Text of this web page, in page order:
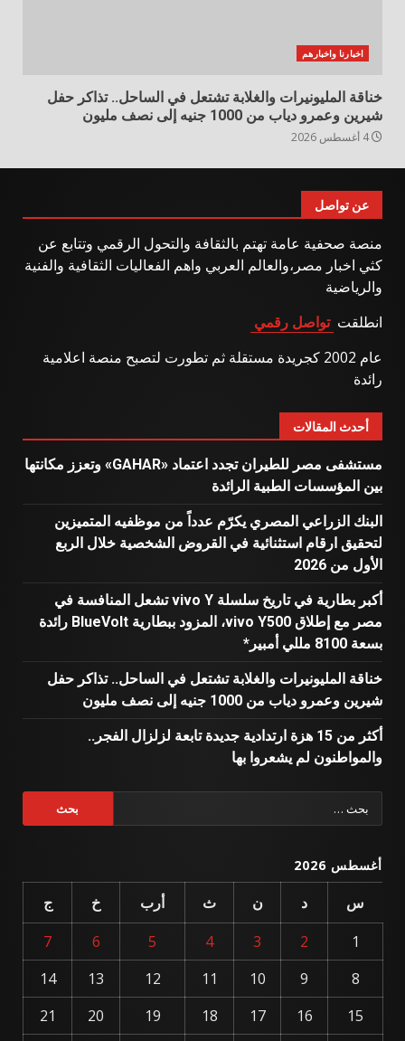
اخبارنا واخبارهم
خناقة المليونيرات والغلابة تشتعل في الساحل.. تذاكر حفل
شيرين وعمرو دياب من 1000 جنيه إلى نصف مليون
عن تواصل
منصة صحفية عامة تهتم بالثقافة والتحول الرقمي وتتابع عن
كثي اخبار مصر،والعالم العربي واهم الفعاليات الثقافية والفنية
والرياضية
انطلقت تواصل رقمي
عام 2002 كجريدة مستقلة ثم تطورت لتصبح منصة اعلامية
رائدة
أحدث المقالات
مستشفى مصر للطيران تجدد اعتماد «GAHAR» وتعزز مكانتها
بين المؤسسات الطبية الرائدة
البنك الزراعي المصري يكرّم عدداً من موظفيه المتميزين
لتحقيق ارقام استثنائية في القروض الشخصية خلال الربع
الأول من 2026
أكبر بطارية في تاريخ سلسلة vivo Y تشعل المنافسة في
مصر مع إطلاق vivo Y500، المزود ببطارية BlueVolt رائدة
بسعة 8100 مللي أمبير*
خناقة المليونيرات والغلابة تشتعل في الساحل.. تذاكر حفل
شيرين وعمرو دياب من 1000 جنيه إلى نصف مليون
أكثر من 15 هزة ارتدادية جديدة تابعة لزلزال الفجر..
والمواطنون لم يشعروا بها
عن:
أغسطس 2026
س د ن ث أرب خ
ج
1
2
3
4
5
6
7
8
9
10
11
12
13
14
15
16
17
18
19
20
21